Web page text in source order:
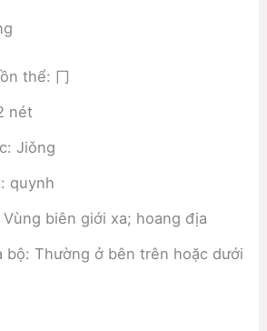
thể: 冂
nét
Jiǒng
quynh
biên giới xa; hoang địa
bộ: Thường ở bên trên hoặc dưới